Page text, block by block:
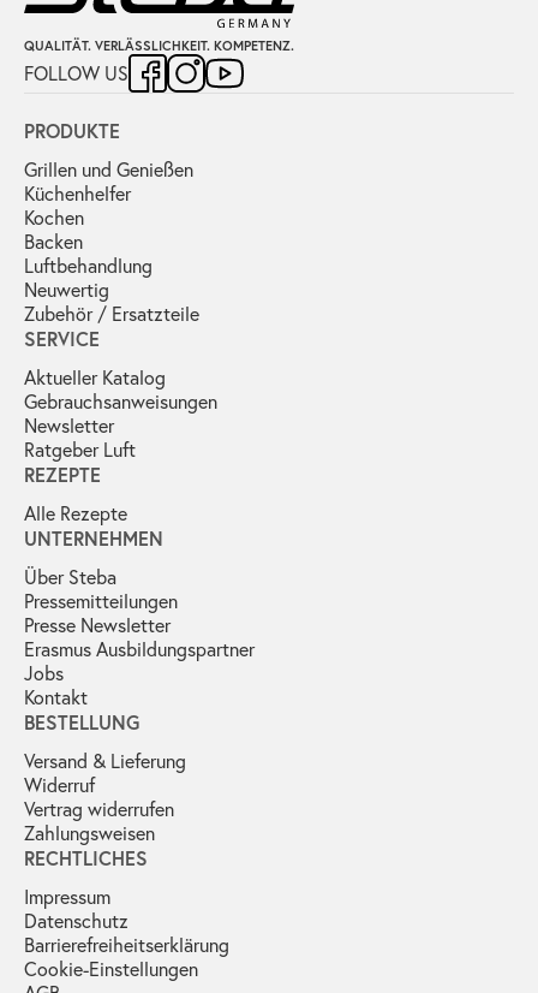
QUALITÄT. VERLÄSSLICHKEIT. KOMPETENZ.
FOLLOW US
PRODUKTE
Grillen und Genießen
Küchenhelfer
Kochen
Backen
Luftbehandlung
Neuwertig
Zubehör / Ersatzteile
SERVICE
Aktueller Katalog
Gebrauchs­anweisungen
Newsletter
Ratgeber Luft
REZEPTE
Alle Rezepte
UNTERNEHMEN
Über Steba
Pressemitteilungen
Presse Newsletter
Erasmus Ausbildungspartner
Jobs
Kontakt
BESTELLUNG
Versand & Lieferung
Widerruf
Vertrag widerrufen
Zahlungsweisen
RECHTLICHES
Impressum
Datenschutz
Barrierefreiheitserklärung
Cookie-Einstellungen